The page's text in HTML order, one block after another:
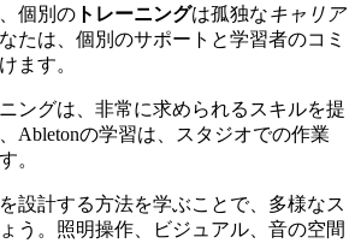
個別の トレーニングは孤独なキャリア
たは、個別のサポートと学習者のコミ
ます。
ングは、非常に求められるスキルを提
Abletonの学習は、スタジオでの作業
。
設計する方法を学ぶことで、多様なス
う。照明操作、ビジュアル、音の空間